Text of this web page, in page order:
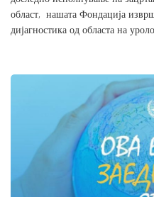
област, нашата Фондација
дијагностика од областа на